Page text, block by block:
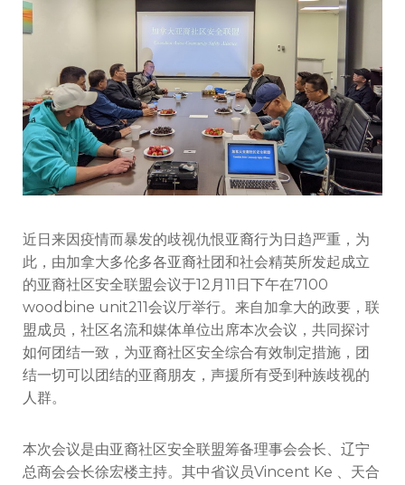
盟
为
反
种
族
歧
视
近日来因疫情而暴发的歧视仇恨亚裔行为日趋严重，为
此，由加拿大多伦多各亚裔社团和社会精英所发起成立
的亚裔社区安全联盟会议于12月11日下午在7100
woodbine unit211会议厅举行。来自加拿大的政要，联
盟成员，社区名流和媒体单位出席本次会议，共同探讨
如何团结一致，为亚裔社区安全综合有效制定措施，团
结一切可以团结的亚裔朋友，声援所有受到种族歧视的
人群。
本次会议是由亚裔社区安全联盟筹备理事会会长、辽宁
总商会会长徐宏楼主持。其中省议员Vincent Ke 、天合